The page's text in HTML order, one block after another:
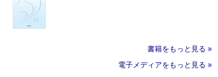
書籍をもっと見る »
電子メディアをもっと見る »